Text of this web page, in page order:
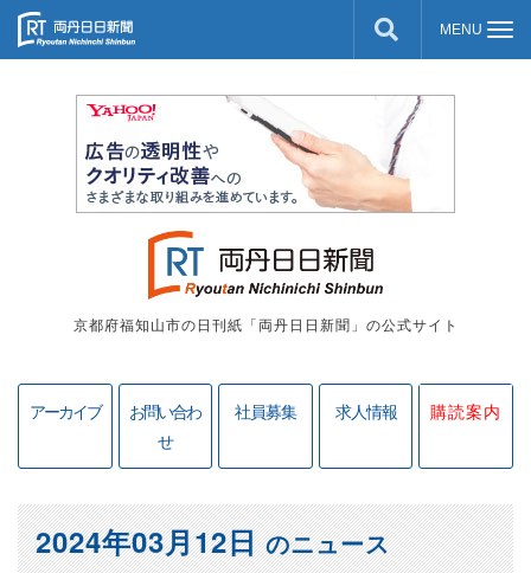
京都府福知山市の日刊紙「両丹日日新聞」の公式サイト
アーカイブ
お問い合わ
せ
社員募集 求人情報 購読案内
2024年03月12日のニュース